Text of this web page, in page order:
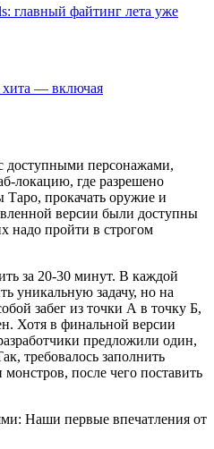
главный файтинг лета уже
хита — включая
доступными персонажами,
локацию, где разрешено
Таро, прокачать оружие и
версии были доступны
надо пройти в строгом
за 20-30 минут. В каждой
уникальную задачу, но на
забег из точки А в точку Б,
Хотя в финальной версии
предложили один,
требовалось заполнить
после чего поставить